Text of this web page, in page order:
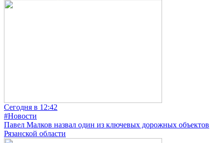
Сегодня в 12:42
#Новости
Павел Малков назвал один из ключевых дорожных объектов
Рязанской области